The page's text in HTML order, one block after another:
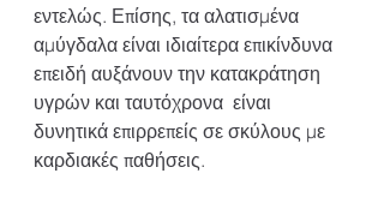
εντελώς. Επίσης, τα αλατισμένα
αμύγδαλα είναι ιδιαίτερα επικίνδυνα
επειδή αυξάνουν την κατακράτηση
υγρών και ταυτόχρονα  είναι
δυνητικά επιρρεπείς σε σκύλους με
καρδιακές παθήσεις.